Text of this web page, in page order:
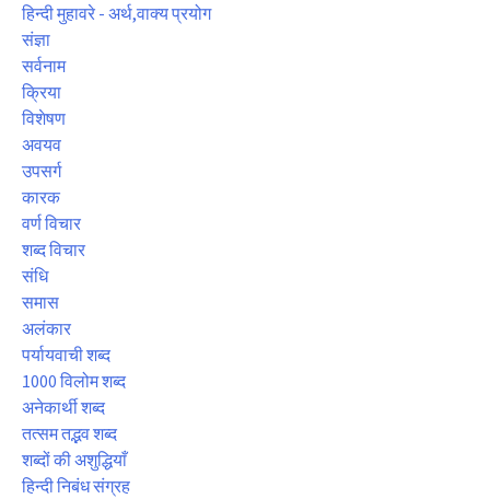
हिन्दी मुहावरे - अर्थ,वाक्य प्रयोग
संज्ञा
सर्वनाम
क्रिया
विशेषण
अवयव
उपसर्ग
कारक
वर्ण विचार
शब्द विचार
संधि
समास
अलंकार
पर्यायवाची शब्द
1000 विलोम शब्द
अनेकार्थी शब्द
तत्सम तद्भव शब्द
शब्दों की अशुद्धियाँ
हिन्दी निबंध संग्रह